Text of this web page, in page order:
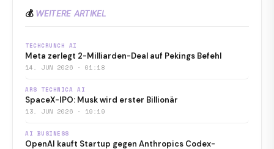
💰 WEITERE ARTIKEL
TECHCRUNCH AI
Meta zerlegt 2-Milliarden-Deal auf Pekings Befehl
14. JUN 2026 · 01:18
ARS TECHNICA AI
SpaceX-IPO: Musk wird erster Billionär
13. JUN 2026 · 19:19
AI BUSINESS
OpenAI kauft Startup gegen Anthropics Codex-